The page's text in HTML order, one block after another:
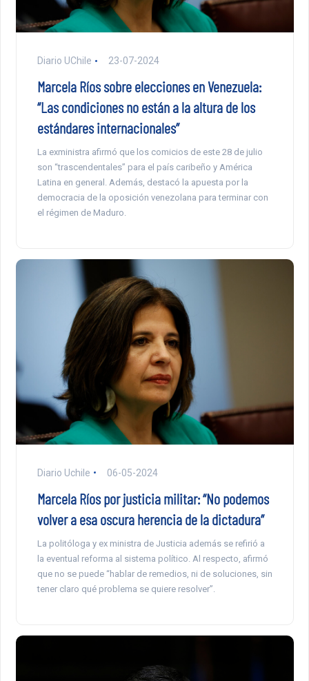
Diario UChile 23-07-2024
Marcela Ríos sobre elecciones en Venezuela:
“Las condiciones no están a la altura de los
estándares internacionales”
La exministra afirmó que los comicios de este 28 de julio
son “trascendentales” para el país caribeño y América
Latina en general. Además, destacó la apuesta por la
democracia de la oposición venezolana para terminar con
el régimen de Maduro.
Diario Uchile 06-05-2024
Marcela Ríos por justicia militar: “No podemos
volver a esa oscura herencia de la dictadura”
La politóloga y ex ministra de Justicia además se refirió a
la eventual reforma al sistema político. Al respecto, afirmó
que no se puede “hablar de remedios, ni de soluciones, sin
tener claro qué problema se quiere resolver”.